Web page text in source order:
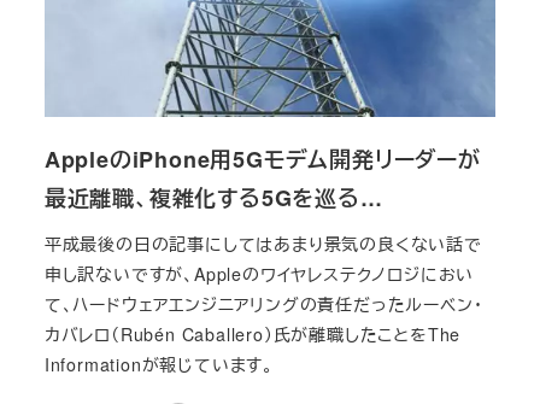
AppleのiPhone用5Gモデム開発リーダーが
最近離職、複雑化する5Gを巡る…
平成最後の日の記事にしてはあまり景気の良くない話で
申し訳ないですが、Appleのワイヤレステクノロジにおい
て、ハードウェアエンジニアリングの責任だったルーベン・
カバレロ（Rubén Caballero）氏が離職したことをThe
Informationが報じています。